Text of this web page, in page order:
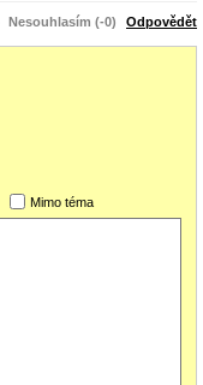
Nesouhlasím (-0) Odpovědět
Mimo téma